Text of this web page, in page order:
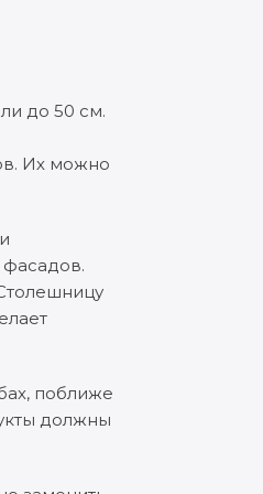
до 50 см.
Их можно
поближе
должны